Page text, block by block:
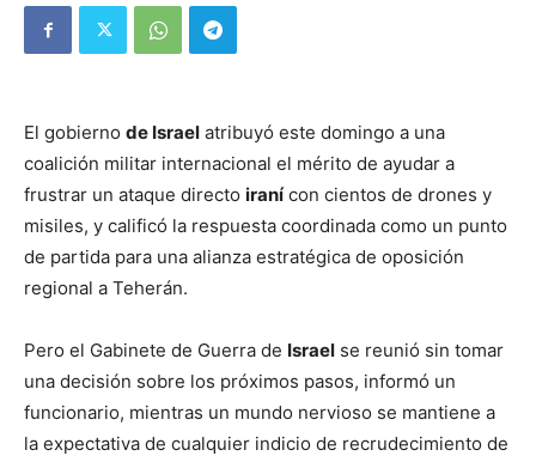
El gobierno de Israel atribuyó este domingo a una
coalición militar internacional el mérito de ayudar a
frustrar un ataque directo iranícon cientos de drones y
misiles, y calificó la respuesta coordinada como un punto
de partida para una alianza estratégica de oposición
regional a Teherán.
Pero el Gabinete de Guerra de Israel se reunió sin tomar
una decisión sobre los próximos pasos, informó un
funcionario, mientras un mundo nervioso se mantiene a
la expectativa de cualquier indicio de recrudecimiento de